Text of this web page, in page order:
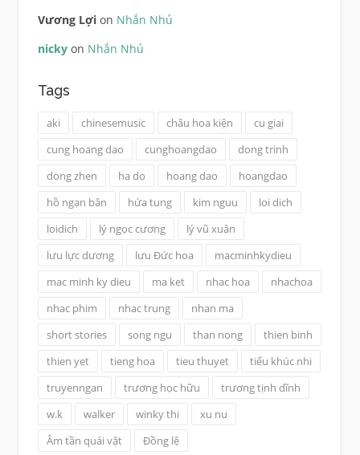
Vương Lợion Nhắn Nhủ
nickyon Nhắn Nhủ
Tags
aki chinesemusic châu hoa kiện
cu giai
cung hoang dao
cunghoangdao
dong trinh
dong zhen
ha do hoang dao
hoangdao
hồ ngạn bân
hứa tung kim nguu
loi dich
loidich
lý ngọc cương
lý vũ xuân
lưu lực dương
lưu Đức hoa
macminhkydieu
mac minh ky dieu
ma ket nhac hoa
nhachoa
nhac phim
nhac trung
nhan ma
short stories
song ngu than nong
thien binh
thien yet
tieng hoa tieu thuyet
tiểu khúc nhi
truyenngan
trương học hữu
trương tịnh dĩnh
w.k
walker winky thi
xu nu
Âm tần quái vật
Đồng lệ